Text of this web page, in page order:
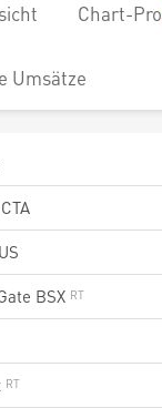
Chart-Pro
Umsätze
BSX